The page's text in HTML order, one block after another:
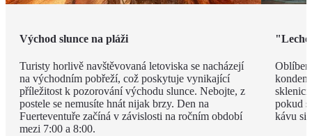
Východ slunce na pláži
Turisty horlivě navštěvovaná letoviska se nacházejí
na východním pobřeží, což poskytuje vynikající
příležitost k pozorování východu slunce. Nebojte, z
postele se nemusíte hnát nijak brzy. Den na
Fuerteventuře začíná v závislosti na ročním období
mezi 7:00 a 8:00.
pokud
kávu si